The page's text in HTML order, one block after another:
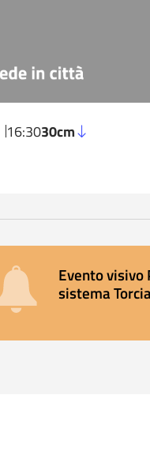
16:3030cm
Evento
sistema